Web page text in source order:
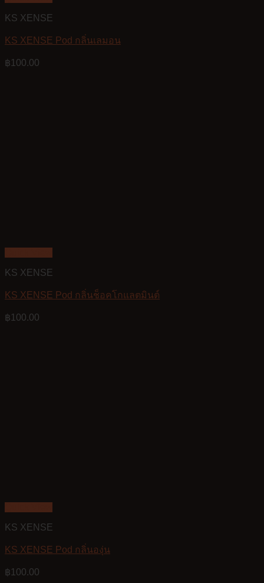
KS XENSE
KS XENSE Pod กลิ่นเลมอน
฿100.00
KS XENSE
KS XENSE Pod กลิ่นช็อคโกแลตมินต์
฿100.00
KS XENSE
KS XENSE Pod กลิ่นองุ่น
฿100.00